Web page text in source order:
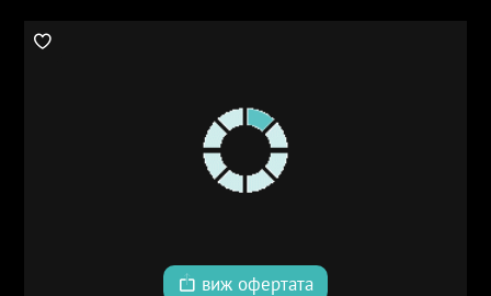
виж офертата